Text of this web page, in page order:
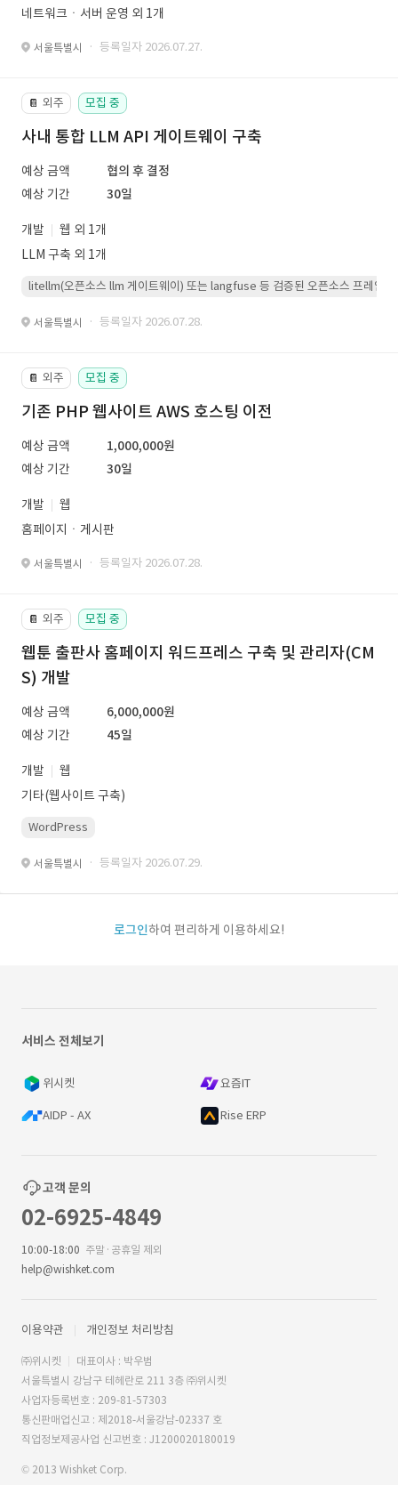
네트워크ㆍ서버 운영 외 1개
서울특별시 · 등록일자 2026.07.27.
📔 외주 모집 중
사내 통합 LLM API 게이트웨이 구축
예상 금액
협의 후 결정
예상 기간
30일
개발
웹 외 1개
LLM 구축 외 1개
litellm(오픈소스 llm 게이트웨이) 또는 langfuse 등 검증된 오픈소스 프레임워
서울특별시 · 등록일자 2026.07.28.
📔 외주 모집 중
기존 PHP 웹사이트 AWS 호스팅 이전
예상 금액
1,000,000원
예상 기간
30일
개발
웹
홈페이지ㆍ게시판
서울특별시 · 등록일자 2026.07.28.
📔 외주 모집 중
웹툰 출판사 홈페이지 워드프레스 구축 및 관리자(CM
S) 개발
예상 금액
6,000,000원
예상 기간
45일
개발
웹
기타(웹사이트 구축)
WordPress
서울특별시 · 등록일자 2026.07.29.
로그인하여 편리하게 이용하세요!
서비스 전체보기
위시켓 요즘IT
AIDP - AX Rise ERP
고객 문의
02-6925-4849
10:00-18:00 주말·공휴일 제외
help@wishket.com
이용약관 개인정보 처리방침
㈜위시켓
대표이사 : 박우범
서울특별시 강남구 테헤란로 211 3층 ㈜위시켓
사업자등록번호 : 209-81-57303
통신판매업신고 : 제2018-서울강남-02337 호
직업정보제공사업 신고번호 : J1200020180019
© 2013 Wishket Corp.